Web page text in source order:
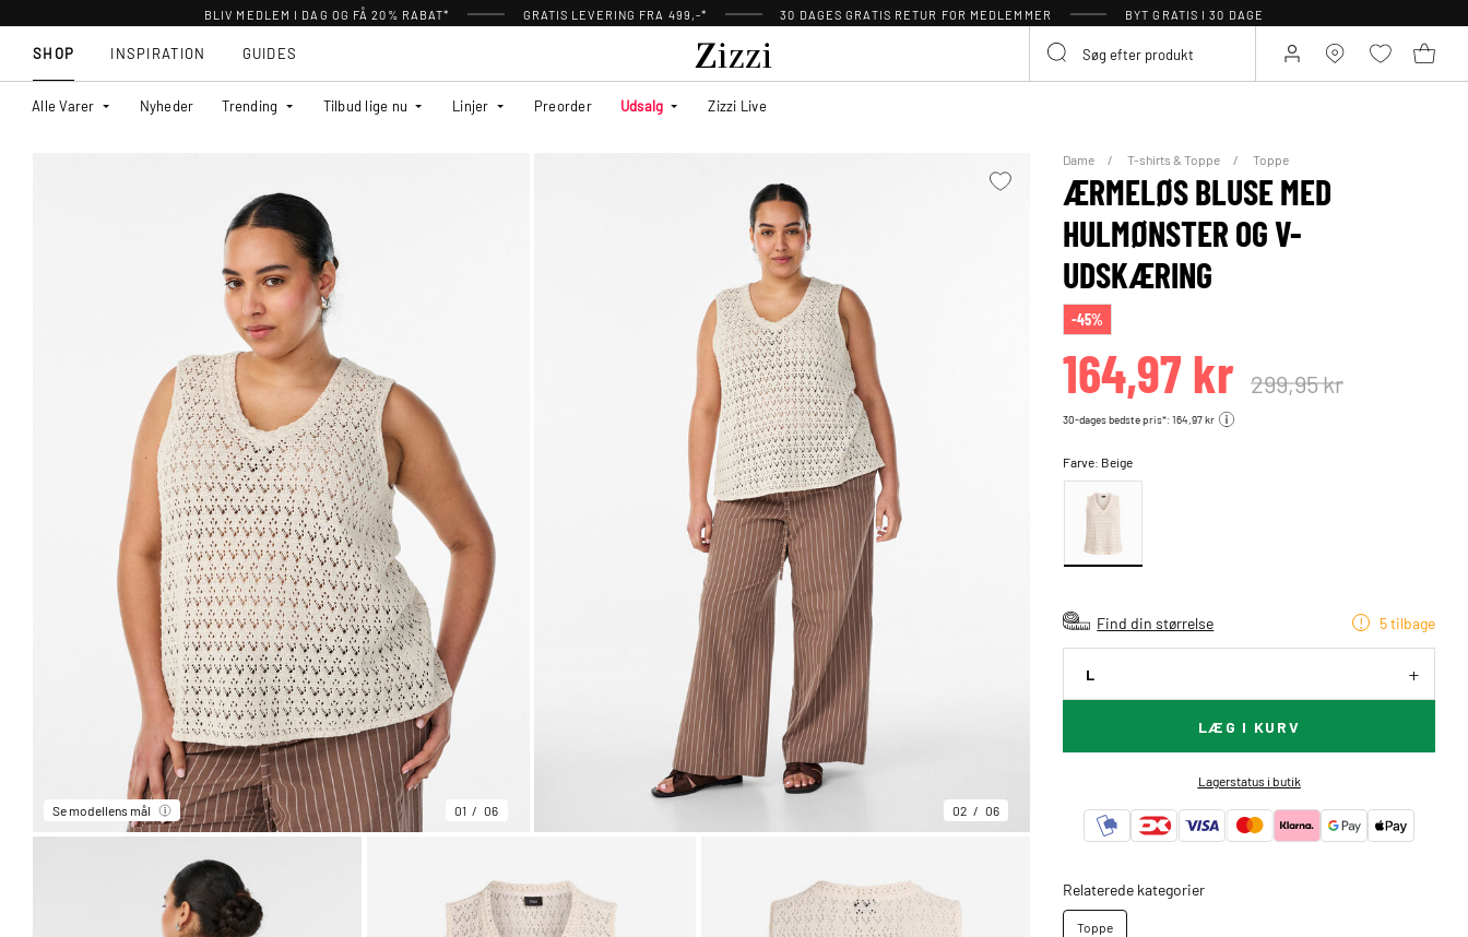
BLIV MEDLEM I DAG OG FÅ 20% RABAT* GRATIS LEVERING FRA 499,-* 30 DAGES GRATIS RETUR FOR MEDLEMMER BYT GRATIS I 30 DAGE
SHOP
Alle Varer Nyheder Trending Tilbud lige nu Linjer Preorder Udsalg Zizzi Live
INSPIRATION GUIDES
Se modellens mål 01 06 02 06
Dame T-shirts & Toppe Toppe
ÆRMELØS BLUSE MED
HULMØNSTER OG V-
UDSKÆRING
-45%
164,97 kr 299,95 kr
30-dages bedste pris*: 164,97 kr
Farve: Beige
Find din størrelse 5 tilbage
L
LÆG I KURV
Lagerstatus i butik
Relaterede kategorier
Toppe